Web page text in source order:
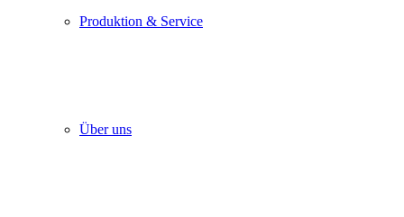
Produktion & Service
Über uns